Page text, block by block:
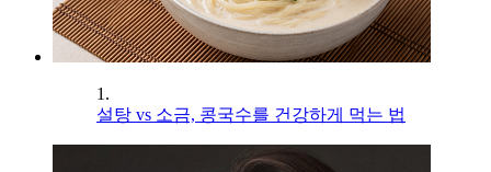
1.
설탕 vs 소금, 콩국수를 건강하게 먹는 법